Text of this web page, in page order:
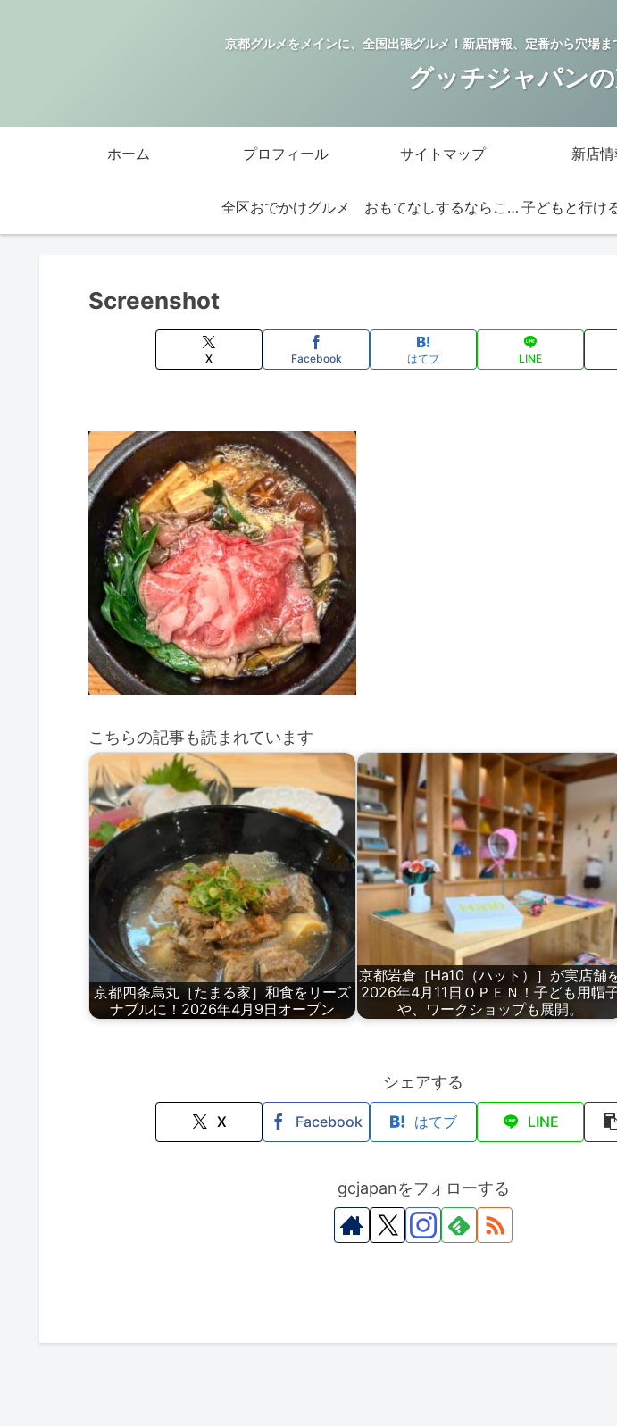
京都グルメをメインに、全国出張グルメ！新店情報、定番から穴場
グッチジャパン
ホーム プロフィール サイトマップ 新店情
全区おでかけグルメ おもてなしするならこの店
Screenshot
X Facebook はてブ LINE
こちらの記事も読まれています
京都四条烏丸［たまる家］和食をリーズ
ナブルに！2026年4月9日オープン
京都岩倉［Ha10（ハット）］が実店舗
2026年4月11日ＯＰＥＮ！子ども用帽
や、ワークショップも展開。
シェアする
X Facebook はてブ LINE
gcjapanをフォローする